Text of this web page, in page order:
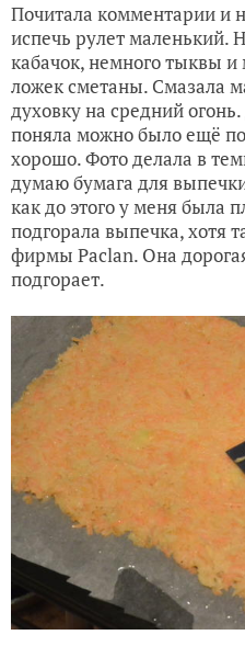
Почитала комментарии и
испечь рулет маленький.
кабачок, немного тыквы
ложек сметаны. Смазала
духовку на средний
поняла можно было ещё
хорошо. Фото делала в
думаю бумага для
как до этого у меня была
подгорала выпечка, хотя
фирмы Paclan. Она
подгорает.